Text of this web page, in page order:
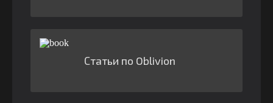
Статьи по Oblivion